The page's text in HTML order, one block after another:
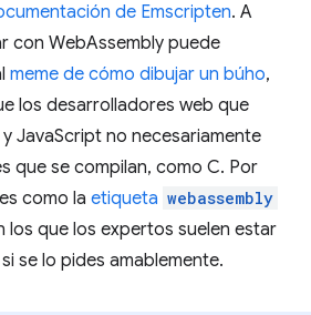
de Emscripten. A
con WebAssembly puede
meme de cómo dibujar un búho,
los desarrolladores web que
JavaScript no necesariamente
que se compilan, como C. Por
como la etiqueta webassembly
los que los expertos suelen estar
se lo pides amablemente.